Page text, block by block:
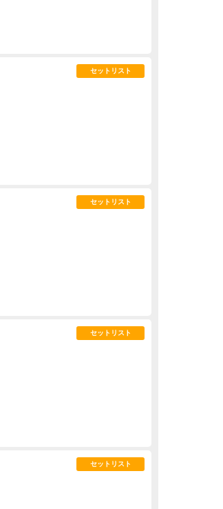
セットリスト
セットリスト
セットリスト
セットリスト